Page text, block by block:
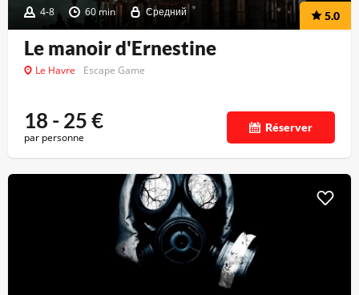
4-8 60 min Средний 5.0
Le manoir d'Ernestine
Le Havre Escape Game
18 - 25€
par personne
Réserver